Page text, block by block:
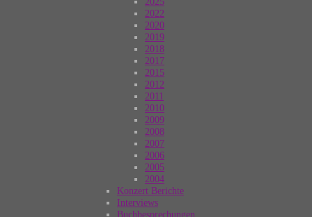
2022
2020
2019
2018
2017
2015
2012
2011
2010
2009
2008
2007
2006
2005
2004
Konzert Berichte
Interviews
Buchbesprechungen